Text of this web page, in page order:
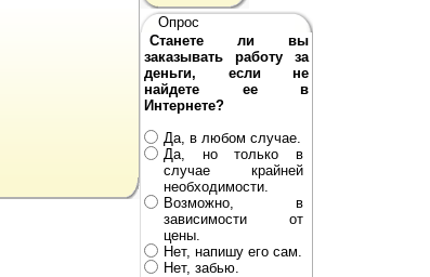
Опрос
Станете ли вы
заказывать работу за
деньги, если не
найдете ее в
Интернете?
Да, в любом случае.
Да, но только в
случае крайней
необходимости.
Возможно, в
зависимости от
цены.
Нет, напишу его сам.
Нет, забью.